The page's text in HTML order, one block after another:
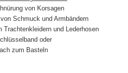
von Korsagen
Schmuck und Armbändern
Trachtenkleidern und Lederhosen
oder
zum Basteln